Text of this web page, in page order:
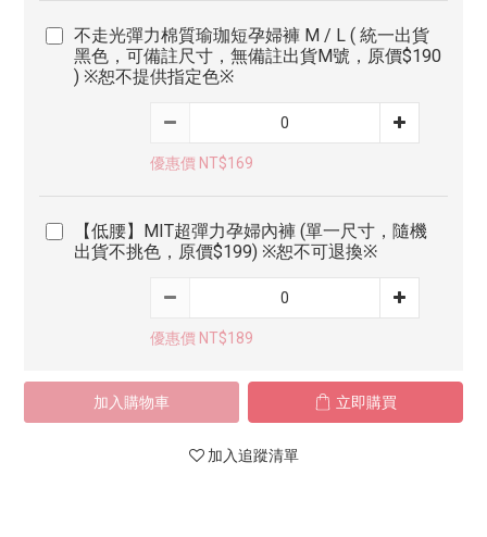
不走光彈力棉質瑜珈短孕婦褲 M / L ( 統一出貨
黑色，可備註尺寸，無備註出貨M號，原價$190
) ※恕不提供指定色※
優惠價 NT$169
【低腰】MIT超彈力孕婦內褲 (單一尺寸，隨機
出貨不挑色，原價$199) ※恕不可退換※
優惠價 NT$189
加入購物車 立即購買
加入追蹤清單